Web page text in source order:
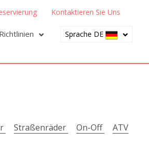
Straßenräder On-Off ATV
Kontaktieren Sie Uns
Sprache DE